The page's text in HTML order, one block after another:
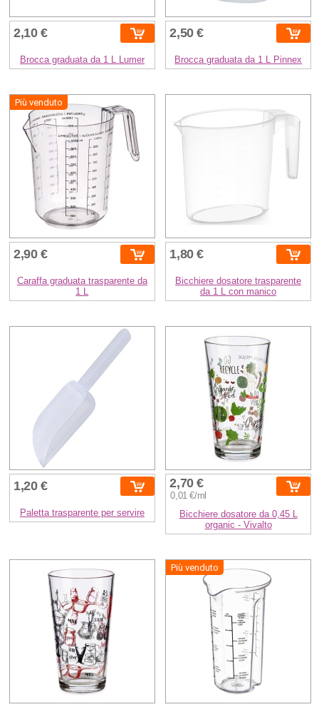
2,10 €
Brocca graduata da 1 L Lumer
2,50 €
Brocca graduata da 1 L Pinnex
Più venduto
2,90 €
Caraffa graduata trasparente da
1 L
1,80 €
Bicchiere dosatore trasparente
da 1 L con manico
1,20 €
Paletta trasparente per servire
2,70 €
0,01 €/ml
Bicchiere dosatore da 0,45 L
organic - Vivalto
Più venduto